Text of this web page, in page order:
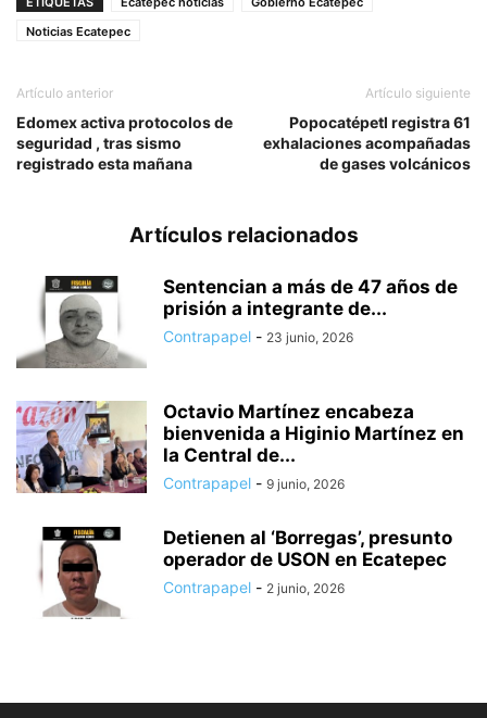
Noticias Ecatepec
Artículo anterior
Edomex activa protocolos de
seguridad , tras sismo
registrado esta mañana
Artículo siguiente
Popocatépetl registra 61
exhalaciones acompañadas
de gases volcánicos
Artículos relacionados
Sentencian a más de 47 años de
prisión a integrante de...
Contrapapel - 23 junio, 2026
Octavio Martínez encabeza
bienvenida a Higinio Martínez en
la Central de...
Contrapapel - 9 junio, 2026
Detienen al ‘Borregas’, presunto
operador de USON en Ecatepec
Contrapapel - 2 junio, 2026